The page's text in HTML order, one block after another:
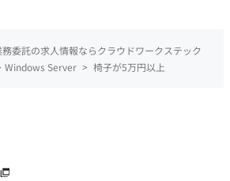
委託の求人情報ならクラウドワークステック
Windows Server > 椅子が5万円以上